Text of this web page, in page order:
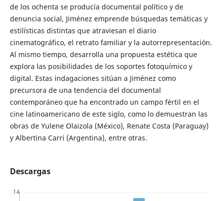
de los ochenta se producía documental político y de
denuncia social, Jiménez emprende búsquedas temáticas y
estilísticas distintas que atraviesan el diario
cinematográfico, el retrato familiar y la autorrepresentación.
Al mismo tiempo, desarrolla una propuesta estética que
explora las posibilidades de los soportes fotoquímico y
digital. Estas indagaciones sitúan a Jiménez como
precursora de una tendencia del documental
contemporáneo que ha encontrado un campo fértil en el
cine latinoamericano de este siglo, como lo demuestran las
obras de Yulene Olaizola (México), Renate Costa (Paraguay)
y Albertina Carri (Argentina), entre otras.
Descargas